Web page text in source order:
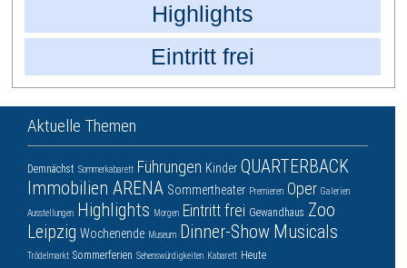
Highlights
Eintritt frei
Aktuelle Themen
Demnächst Sommerkabarett Führungen Kinder QUARTERBACK
Immobilien ARENA Sommertheater Premieren Oper Galerien
Ausstellungen Highlights Morgen Eintritt frei Gewandhaus Zoo
Leipzig Wochenende Museum Dinner-Show Musicals
Trödelmarkt Sommerferien Sehenswürdigkeiten Kabarett Heute